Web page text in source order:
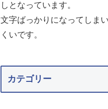
しとなっています。
文字ばっかりになってしま
くいです。
カテゴリー